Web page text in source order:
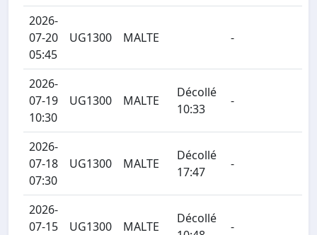
2026-
07-20
05:45
UG1300 MALTE -
2026-
07-19
10:30
UG1300 MALTE
Décollé
10:33
-
2026-
07-18
07:30
UG1300 MALTE
Décollé
17:47
-
2026-
07-15
UG1300 MALTE
Décollé
-